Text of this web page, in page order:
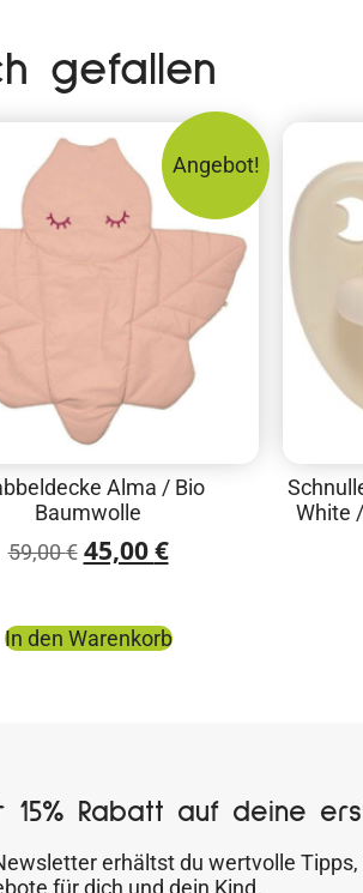
gefallen
Angebot!
Alma / Bio
Baumwolle
59,00€ 45,00€
In den Warenkorb
White
15% Rabatt auf deine
erhältst du wertvolle
für dich und dein Kind.